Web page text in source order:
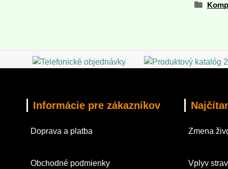
Informácie pre zákazníkov
Doprava a platba
Obchodné podmienky
Zmena
Vplyv